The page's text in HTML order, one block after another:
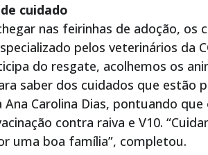
cuidado
nas feirinhas de adoção,
pelos veterinários da
do resgate, acolhemos os
saber dos cuidados que estão
Ana Carolina Dias, pontuando
contra raiva e V10.
uma boa família”, completou.